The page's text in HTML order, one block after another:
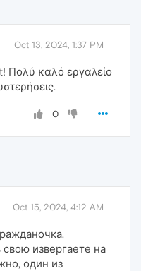
Oct 13, 2024, 1:37 PM
Πολύ καλό εργαλείο
0
Oct 15, 2024, 4:12 AM
извергаете на
один из